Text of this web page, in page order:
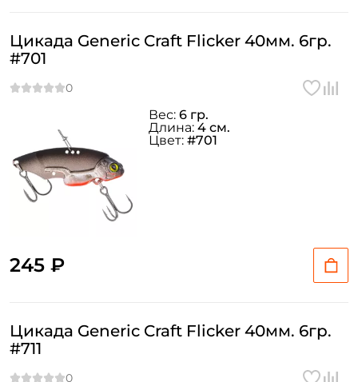
Цикада Generic Craft Flicker 40мм. 6гр.
#701
245 ₽
Вес: 6 гр.
Длина: 4 см.
Цвет: #701
Цикада Generic Craft Flicker 40мм. 6гр.
#711